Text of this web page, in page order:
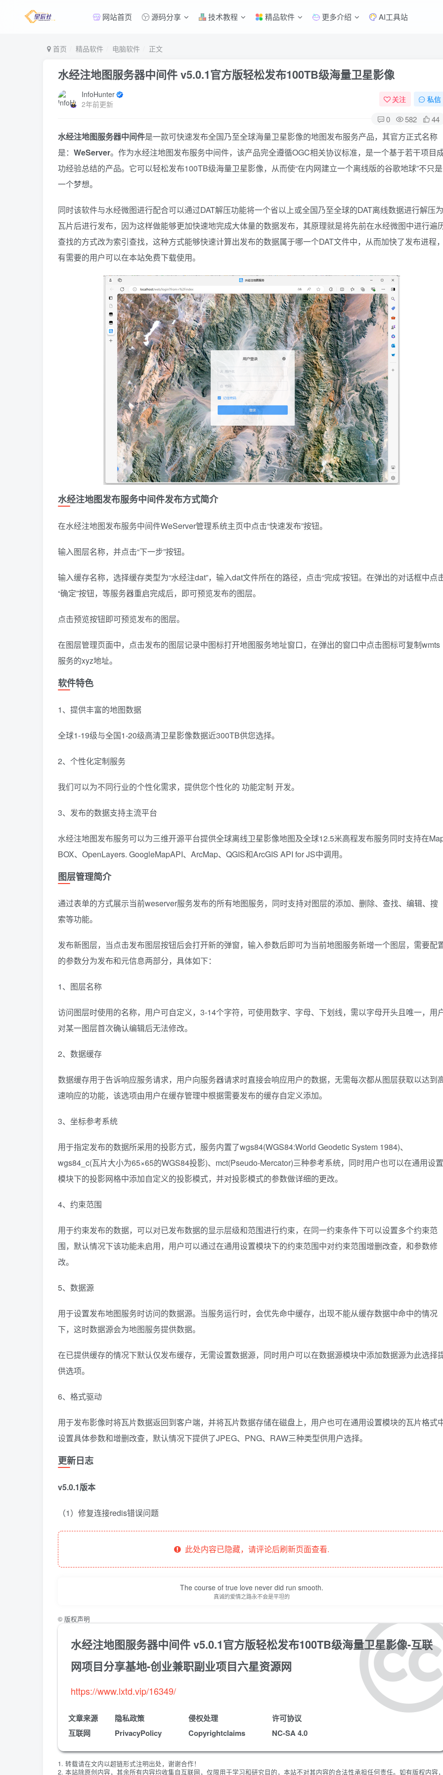
网站首页 源码分享 技术教程 精品软件 更多介绍 AI工具站
首页 精品软件 电脑软件 正文
水经注地图服务器中间件 v5.0.1官方版轻松发布100TB级海量卫星影像
InfoHunter
2年前更新
关注 私信
0 582 44
水经注地图服务器中间件是一款可快速发布全国乃至全球海量卫星影像的地图发布服务产品，其官方正式名称
是： WeServer。作为水经注地图发布服务中间件，该产品完全遵循OGC相关协议标准，是一个基于若干项目
功经验总结的产品。它可以轻松发布100TB级海量卫星影像，从而使“在内网建立一个离线版的谷歌地球”不只是
一个梦想。
同时该软件与水经微图进行配合可以通过DAT解压功能将一个省以上或全国乃至全球的DAT离线数据进行解压为
瓦片后进行发布，因为这样做能够更加快速地完成大体量的数据发布，其原理就是将先前在水经微图中进行遍
查找的方式改为索引查找，这种方式能够快速计算出发布的数据属于哪一个DAT文件中，从而加快了发布进程
有需要的用户可以在本站免费下载使用。
水经注地图发布服务中间件发布方式简介
在水经注地图发布服务中间件WeServer管理系统主页中点击“快速发布”按钮。
输入图层名称，并点击“下一步”按钮。
输入缓存名称，选择缓存类型为“水经注dat”，输入dat文件所在的路径，点击“完成”按钮。在弹出的对话框中点
“确定”按钮，等服务器重启完成后，即可预览发布的图层。
点击预览按钮即可预览发布的图层。
在图层管理页面中，点击发布的图层记录中图标打开地图服务地址窗口，在弹出的窗口中点击图标可复制wmts
服务的xyz地址。
软件特色
1、提供丰富的地图数据
全球1-19级与全国1-20级高清卫星影像数据近300TB供您选择。
2、个性化定制服务
我们可以为不同行业的个性化需求，提供您个性化的 功能定制 开发。
3、发布的数据支持主流平台
水经注地图发布服务可以为三维开源平台提供全球离线卫星影像地图及全球12.5米高程发布服务同时支持在
BOX、OpenLayers. GoogleMapAPI、ArcMap、QGIS和ArcGIS API for JS中调用。
图层管理简介
通过表单的方式展示当前weserver服务发布的所有地图服务，同时支持对图层的添加、删除、查找、编辑、搜
索等功能。
发布新图层，当点击发布图层按钮后会打开新的弹窗，输入参数后即可为当前地图服务新增一个图层，需要配
的参数分为发布和元信息两部分，具体如下：
1、图层名称
访问图层时使用的名称，用户可自定义，3-14个字符，可使用数字、字母、下划线，需以字母开头且唯一，用
对某一图层首次确认编辑后无法修改。
2、数据缓存
数据缓存用于告诉响应服务请求，用户向服务器请求时直接会响应用户的数据，无需每次都从图层获取以达到
速响应的功能，该选项由用户在缓存管理中根据需要发布的缓存自定义添加。
3、坐标参考系统
用于指定发布的数据所采用的投影方式，服务内置了wgs84(WGS84:World Geodetic System 1984)、
wgs84_c(瓦片大小为65×65的WGS84投影)、mct(Pseudo-Mercator)三种参考系统，同时用户也可以在通用设置
模块下的投影网格中添加自定义的投影模式，并对投影模式的参数做详细的更改。
4、约束范围
用于约束发布的数据，可以对已发布数据的显示层级和范围进行约束，在同一约束条件下可以设置多个约束范
围，默认情况下该功能未启用，用户可以通过在通用设置模块下的约束范围中对约束范围增删改查，和参数修
改。
5、数据源
用于设置发布地图服务时访问的数据源。当服务运行时，会优先命中缓存，出现不能从缓存数据中命中的情况
下，这时数据源会为地图服务提供数据。
在已提供缓存的情况下默认仅发布缓存，无需设置数据源，同时用户可以在数据源模块中添加数据源为此选择
供选项。
6、格式驱动
用于发布影像时将瓦片数据返回到客户端，并将瓦片数据存储在磁盘上，用户也可在通用设置模块的瓦片格式
设置具体参数和增删改查，默认情况下提供了JPEG、PNG、RAW三种类型供用户选择。
更新日志
v5.0.1版本
（1）修复连接redis错误问题
此处内容已隐藏，请评论后刷新页面查看.
The course of true love never did run smooth.
真诚的爱情之路永不会是平坦的
© 版权声明
水经注地图服务器中间件 v5.0.1官方版轻松发布100TB级海量卫星影像-互联
网项目分享基地-创业兼职副业项目六星资源网
https://www.lxtd.vip/16349/
文章来源
互联网
隐私政策
PrivacyPolicy
侵权处理
Copyrightclaims
许可协议
NC-SA 4.0
1. 转载请在文内以超链形式注明出处，谢谢合作！
2. 本站除原创内容，其余所有内容均收集自互联网，仅限用于学习和研究目的，本站不对其内容的合法性承担任何责任。如有版权内容